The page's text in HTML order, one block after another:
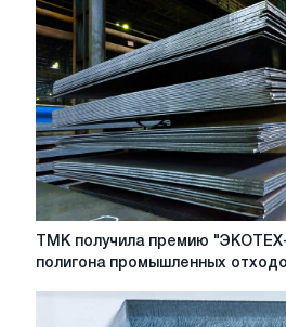
ТМК
получила
ТМК получила премию
полигона промышленных